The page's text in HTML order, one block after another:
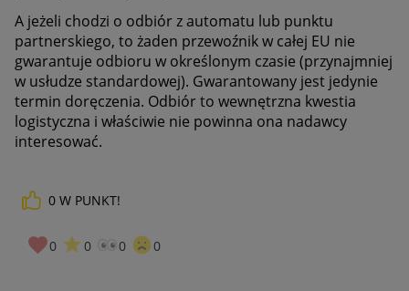
A jeżeli chodzi o odbiór z automatu lub punktu
partnerskiego, to żaden przewoźnik w całej EU nie
gwarantuje odbioru w określonym czasie (przynajmniej
w usłudze standardowej). Gwarantowany jest jedynie
termin doręczenia. Odbiór to wewnętrzna kwestia
logistyczna i właściwie nie powinna ona nadawcy
interesować.
0 W PUNKT!
0 0 0 0